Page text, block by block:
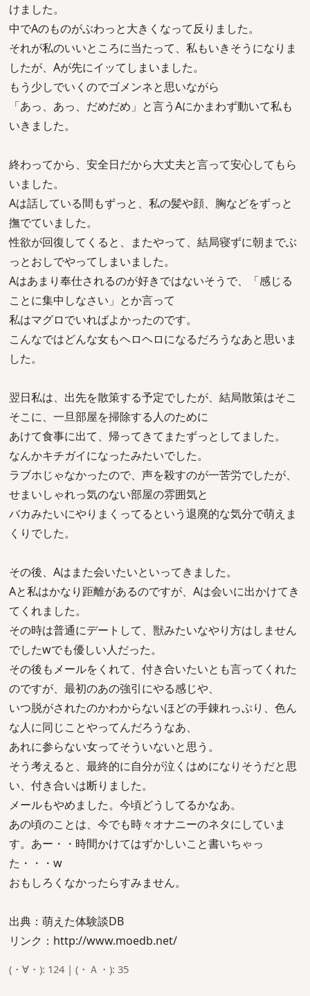
けました。
中でAのものがぶわっと大きくなって反りました。
それが私のいいところに当たって、私もいきそうになりま
したが、Aが先にイッてしまいました。
もう少しでいくのでゴメンネと思いながら
「あっ、あっ、だめだめ」と言うAにかまわず動いて私も
いきました。
終わってから、安全日だから大丈夫と言って安心してもら
いました。
Aは話している間もずっと、私の髪や顔、胸などをずっと
撫でていました。
性欲が回復してくると、またやって、結局寝ずに朝までぶ
っとおしでやってしまいました。
Aはあまり奉仕されるのが好きではないそうで、「感じる
ことに集中しなさい」とか言って
私はマグロでいればよかったのです。
こんなではどんな女もヘロヘロになるだろうなあと思いま
した。
翌日私は、出先を散策する予定でしたが、結局散策はそこ
そこに、一旦部屋を掃除する人のために
あけて食事に出て、帰ってきてまたずっとしてました。
なんかキチガイになったみたいでした。
ラブホじゃなかったので、声を殺すのが一苦労でしたが、
せまいしゃれっ気のない部屋の雰囲気と
バカみたいにやりまくってるという退廃的な気分で萌えま
くりでした。
その後、Aはまた会いたいといってきました。
Aと私はかなり距離があるのですが、Aは会いに出かけてき
てくれました。
その時は普通にデートして、獣みたいなやり方はしません
でしたwでも優しい人だった。
その後もメールをくれて、付き合いたいとも言ってくれた
のですが、最初のあの強引にやる感じや、
いつ脱がされたのかわからないほどの手錬れっぷり、色ん
な人に同じことやってんだろうなあ、
あれに参らない女ってそういないと思う。
そう考えると、最終的に自分が泣くはめになりそうだと思
い、付き合いは断りました。
メールもやめました。今頃どうしてるかなあ。
あの頃のことは、今でも時々オナニーのネタにしていま
す。あー・・時間かけてはずかしいこと書いちゃっ
た・・・w
おもしろくなかったらすみません。
出典：萌えた体験談DB
リンク：http://www.moedb.net/
(・∀・): 124 | (・Ａ・): 35